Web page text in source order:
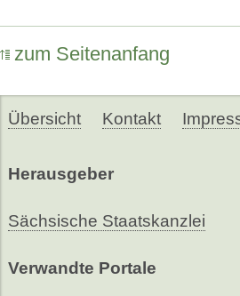
zum Seitenanfang
Übersicht Kontakt
Herausgeber
Sächsische Staatskanzlei
Verwandte Portale